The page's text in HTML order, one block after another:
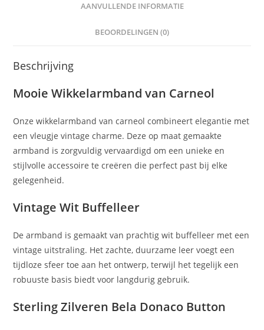
AANVULLENDE INFORMATIE
BEOORDELINGEN (0)
Beschrijving
Mooie Wikkelarmband van Carneol
Onze wikkelarmband van carneol combineert elegantie met
een vleugje vintage charme. Deze op maat gemaakte
armband is zorgvuldig vervaardigd om een unieke en
stijlvolle accessoire te creëren die perfect past bij elke
gelegenheid.
Vintage Wit Buffelleer
De armband is gemaakt van prachtig wit buffelleer met een
vintage uitstraling. Het zachte, duurzame leer voegt een
tijdloze sfeer toe aan het ontwerp, terwijl het tegelijk een
robuuste basis biedt voor langdurig gebruik.
Sterling Zilveren Bela Donaco Button